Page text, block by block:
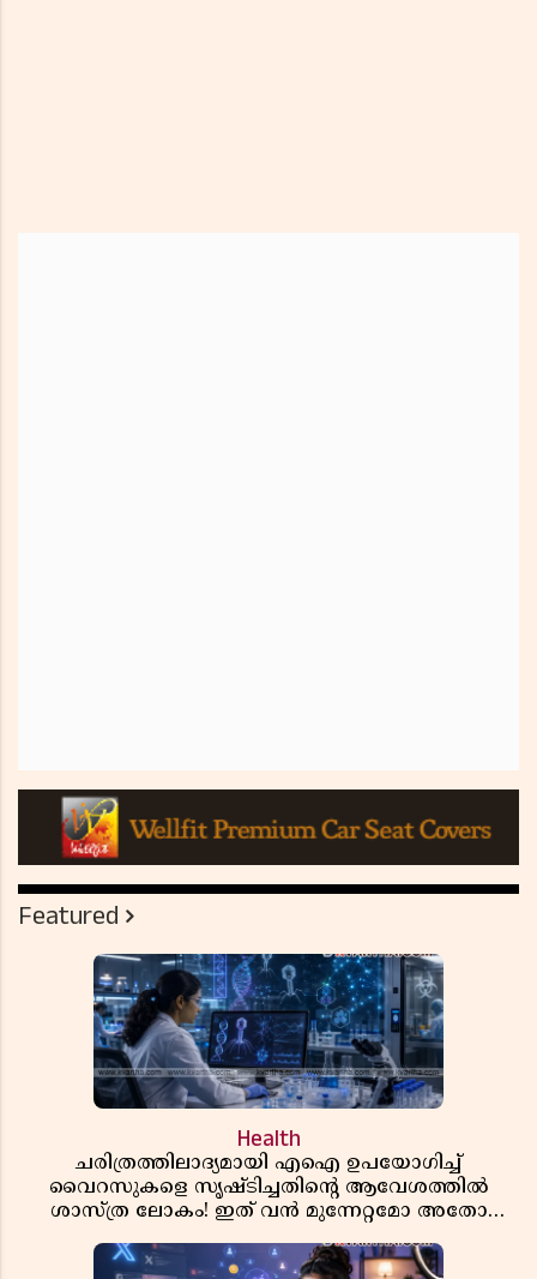
Featured
Health
ചരിത്രത്തിലാദ്യമായി എഐ ഉപയോഗിച്ച്
വൈറസുകളെ സൃഷ്ടിച്ചതിന്റെ ആവേശത്തിൽ
ശാസ്ത്ര ലോകം! ഇത് വൻ മുന്നേറ്റമോ അതോ